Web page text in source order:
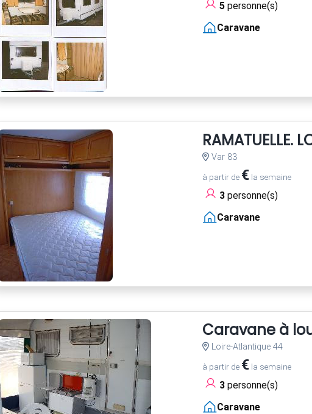
5personne(s)
Caravane
RAMATUELLE.
Var 83
à partir de €la semaine
3personne(s)
Caravane
Caravane à
Loire-Atlantique 44
à partir de €la semaine
3personne(s)
Caravane